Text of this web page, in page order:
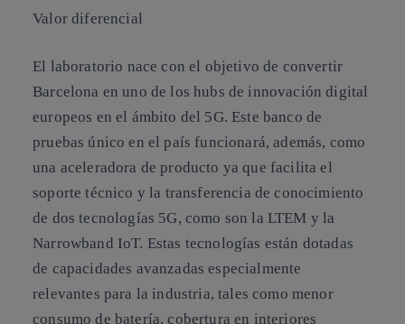
Valor diferencial
El laboratorio nace con el objetivo de convertir
Barcelona en uno de los hubs de innovación digital
europeos en el ámbito del 5G. Este banco de
pruebas único en el país funcionará, además, como
una aceleradora de producto ya que facilita el
soporte técnico y la transferencia de conocimiento
de dos tecnologías 5G, como son la LTEM y la
Narrowband IoT. Estas tecnologías están dotadas
de capacidades avanzadas especialmente
relevantes para la industria, tales como menor
consumo de batería, cobertura en interiores